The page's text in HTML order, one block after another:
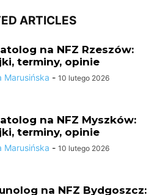
ARTICLES
na NFZ Rzeszów:
terminy, opinie
Marusińska - 10 lutego 2026
na NFZ Myszków:
terminy, opinie
Marusińska - 10 lutego 2026
na NFZ Bydgoszcz: